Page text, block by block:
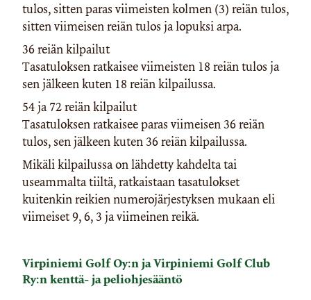
tulos, sitten paras viimeisten kolmen (3) reiän tulos,
sitten viimeisen reiän tulos ja lopuksi arpa.
36 reiän kilpailut
Tasatuloksen ratkaisee viimeisten 18 reiän tulos ja
sen jälkeen kuten 18 reiän kilpailussa.
54 ja 72 reiän kilpailut
Tasatuloksen ratkaisee paras viimeisen 36 reiän
tulos, sen jälkeen kuten 36 reiän kilpailussa.
Mikäli kilpailussa on lähdetty kahdelta tai
useammalta tiiltä, ratkaistaan tasatulokset
kuitenkin reikien numerojärjestyksen mukaan eli
viimeiset 9, 6, 3 ja viimeinen reikä.
Virpiniemi Golf Oy:n ja Virpiniemi Golf Club
Ry:n kenttä- ja peliohjesääntö